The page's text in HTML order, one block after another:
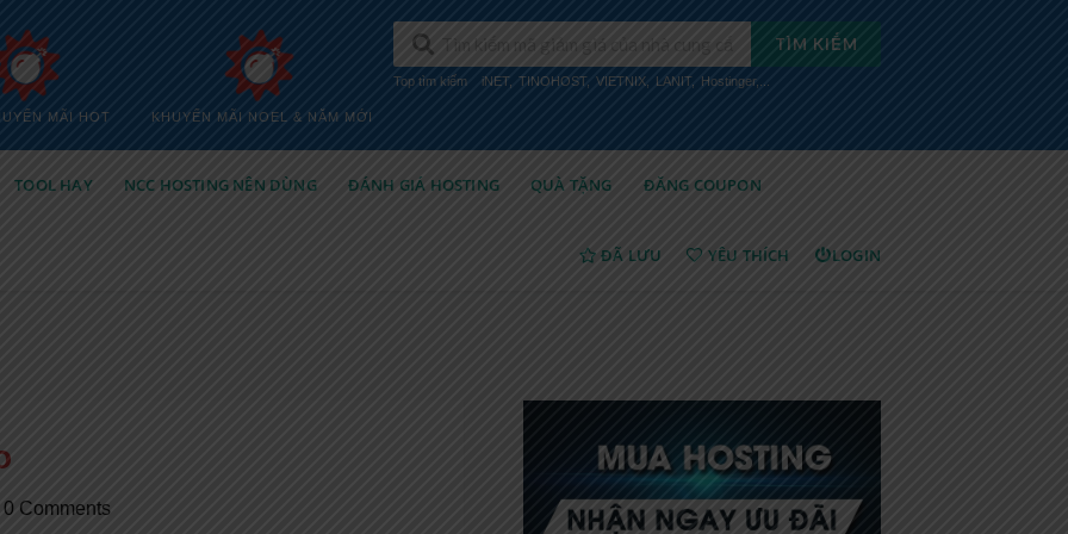
MÃI HOT KHUYẾN MÃI NOEL & NĂM MỚI
TÌM KIẾM
Top tìm kiếm iNET, TINOHOST VIETNIX LANIT Hostinger,...
TOOL HAY NCC HOSTING NÊN DÙNG ĐÁNH GIÁ HOSTING QUÀ TẶNG ĐĂNG COUPON
ĐÃ LƯU YÊU THÍCH LOGIN
0 Comments